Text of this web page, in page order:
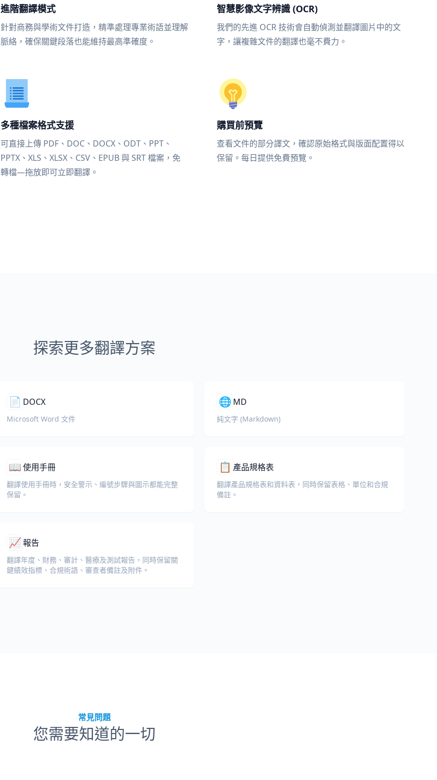
進階翻譯模式
針對商務與學術文件打造，精準處理專業術語並理解
脈絡，確保關鍵段落也能維持最高準確度。
智慧影像文字辨識 (OCR)
我們的先進 OCR 技術會自動偵測並翻譯圖片中的文
字，讓複雜文件的翻譯也毫不費力。
多種檔案格式支援
可直接上傳 PDF、DOC、DOCX、ODT、PPT、
PPTX、XLS、XLSX、CSV、EPUB 與 SRT 檔案，免
轉檔—拖放即可立即翻譯。
購買前預覽
查看文件的部分譯文，確認原始格式與版面配置得以
保留。每日提供免費預覽。
探索更多翻譯方案
📄 DOCX
Microsoft Word 文件
🌐 MD
純文字 (Markdown)
📖使用手冊
翻譯使用手冊時，安全警示、編號步驟與圖示都能完整
保留。
📋 產品規格表
翻譯產品規格表和資料表，同時保留表格、單位和合規
備註。
📈報告
翻譯年度、財務、審計、醫療及測試報告，同時保留關
鍵績效指標、合規術語、審查者備註及附件。
常見問題
您需要知道的一切